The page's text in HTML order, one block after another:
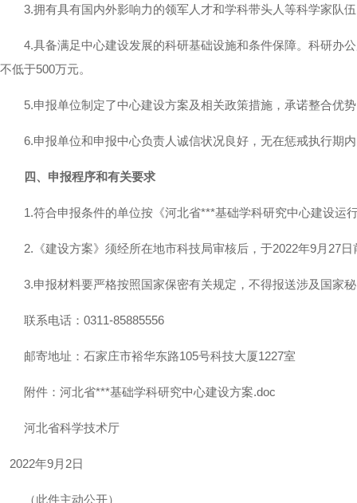
3.拥有具有国内外影响力的领军人才和学科带头人等科学家队伍
4.具备满足中心建设发展的科研基础设施和条件保障。科研办公
不低于500万元。
5.申报单位制定了中心建设方案及相关政策措施，承诺整合优
6.申报单位和申报中心负责人诚信状况良好，无在惩戒执行期内
四、申报程序和有关要求
1.符合申报条件的单位按《河北省***基础学科研究中心建设运
2.《建设方案》须经所在地市科技局审核后，于2022年9月27日
3.申报材料要严格按照国家保密有关规定，不得报送涉及国家秘
联系电话：0311-85885556
邮寄地址：石家庄市裕华东路105号科技大厦1227室
附件：河北省***基础学科研究中心建设方案.doc
河北省科学技术厅
2022年9月2日
（此件主动公开）